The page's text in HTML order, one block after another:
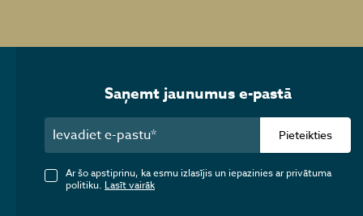
Saņemt jaunumus e-pastā
Pieteikties
Ar šo apstiprinu, ka esmu izlasījis un iepazinies ar privātuma
politiku. Lasīt vairāk